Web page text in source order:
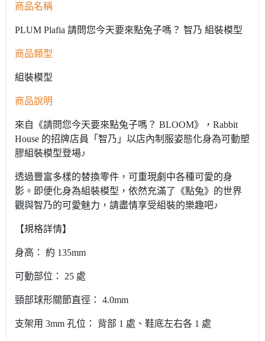
商品名稱
PLUM Plafia 請問您今天要來點兔子嗎？ 智乃 組裝模型
商品類型
組裝模型
商品說明
來自《請問您今天要來點兔子嗎？ BLOOM》，Rabbit
House 的招牌店員「智乃」以店內制服姿態化身為可動塑
膠組裝模型登場♪
透過豐富多樣的替換零件，可重現劇中各種可愛的身
影。即便化身為組裝模型，依然充滿了《點兔》的世界
觀與智乃的可愛魅力，請盡情享受組裝的樂趣吧♪
【規格詳情】
身高： 約 135mm
可動部位： 25 處
頸部球形關節直徑： 4.0mm
支架用 3mm 孔位： 背部 1 處、鞋底左右各 1 處